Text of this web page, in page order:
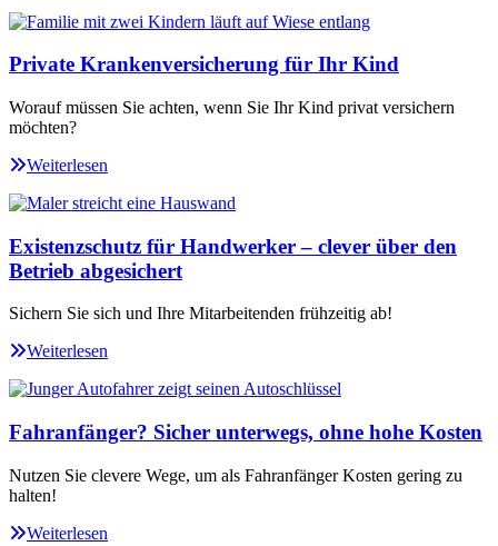
Private Krankenversicherung für Ihr Kind
Worauf müssen Sie achten, wenn Sie Ihr Kind privat versichern
möchten?
Weiterlesen
Existenzschutz für Handwerker – clever über den
Betrieb abgesichert
Sichern Sie sich und Ihre Mitarbeitenden frühzeitig ab!
Weiterlesen
Fahranfänger? Sicher unterwegs, ohne hohe Kosten
Nutzen Sie clevere Wege, um als Fahranfänger Kosten gering zu
halten!
Weiterlesen